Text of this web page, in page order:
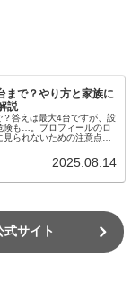
まで？やり方と家族に
説
答えは最大4台ですが、設
険も…。プロフィールのロ
られないための注意点を
2025.08.14
サイト